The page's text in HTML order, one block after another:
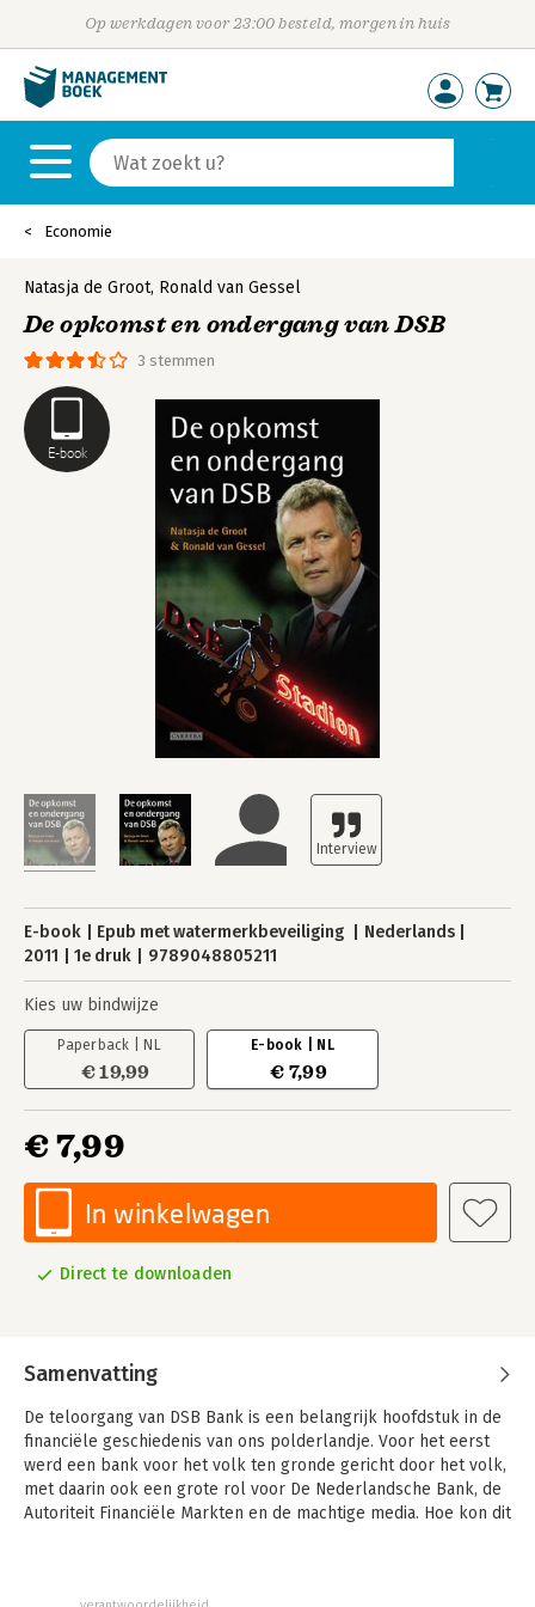
Op werkdagen voor 23:00 besteld, morgen in huis
Economie
E-book
3 stemmen
Natasja de Groot, Ronald van Gessel
De opkomst en ondergang van DSB
E-book Epub met watermerkbeveiliging
Nederlands
2011
1e druk 9789048805211
Kies uw bindwijze
Paperback | NL
€ 19,99
E-book | NL
€ 7,99
€ 7,99
In winkelwagen
Direct te downloaden
Samenvatting
De teloorgang van DSB Bank is een belangrijk hoofdstuk in de
financiële geschiedenis van ons polderlandje. Voor het eerst
werd een bank voor het volk ten gronde gericht door het volk,
met daarin ook een grote rol voor De Nederlandsche Bank, de
Autoriteit Financiële Markten en de machtige media. Hoe kon dit
leken te groeien. De huizenprijzen liepen almaar op en aan de